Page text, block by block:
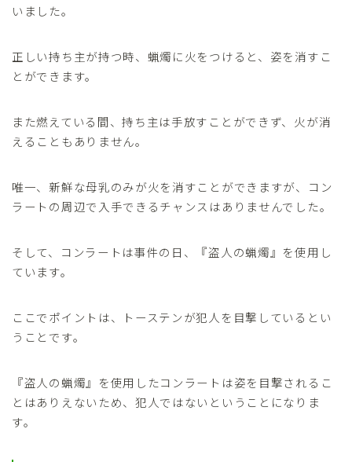
いました。
正しい持ち主が持つ時、蝋燭に火をつけると、姿を消すこ
とができます。
また燃えている間、持ち主は手放すことができず、火が消
えることもありません。
唯一、新鮮な母乳のみが火を消すことができますが、コン
ラートの周辺で入手できるチャンスはありませんでした。
そして、コンラートは事件の日、『盗人の蝋燭』を使用し
ています。
ここでポイントは、トーステンが犯人を目撃しているとい
うことです。
『盗人の蝋燭』を使用したコンラートは姿を目撃されるこ
とはありえないため、犯人ではないということになりま
す。